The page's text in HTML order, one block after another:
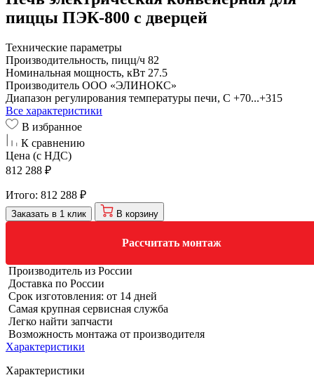
пиццы ПЭК-800 с дверцей
Технические параметры
Производительность, пицц/ч 82
Номинальная мощность, кВт 27.5
Производитель ООО «ЭЛИНОКС»
Диапазон регулирования температуры печи, С +70...+315
Все характеристики
В избранное
К сравнению
Цена (с НДС)
812 288 ₽
Итого: 812 288 ₽
Заказать в 1 клик В корзину
Рассчитать монтаж
Производитель из России
Доставка по России
Срок изготовления: от 14 дней
Самая крупная сервисная служба
Легко найти запчасти
Возможность монтажа от производителя
Характеристики
Характеристики